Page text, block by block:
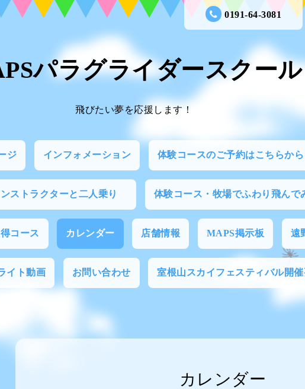
0191-64-3081
パラグライダースクール
飛びたい夢を応援します！
ジ インフォメーション 体験コースのご予約はこちらから
ストラクターと二人乗り 体験コース・牧場でふわり飛んで
コース カレンダー 店舗情報 MAPS掲示板 遠
イト動画 お問い合わせ 室根山スカイフェスティバル開
カレンダー